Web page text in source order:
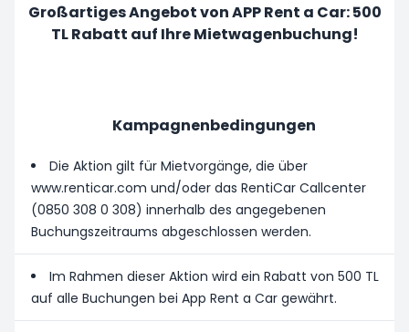
Großartiges Angebot von APP Rent a Car: 500
TL Rabatt auf Ihre Mietwagenbuchung!
Kampagnenbedingungen
Die Aktion gilt für Mietvorgänge, die über
www.renticar.com und/oder das RentiCar Callcenter
(0850 308 0 308) innerhalb des angegebenen
Buchungszeitraums abgeschlossen werden.
Im Rahmen dieser Aktion wird ein Rabatt von 500 TL
auf alle Buchungen bei App Rent a Car gewährt.